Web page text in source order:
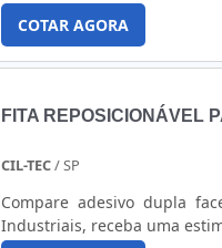
bebidas. A Planner desenvolveu as etiquetas para identificação patrimonial em aço inox
com código de ....
COTAR AGORA
FITA REPOSICIONÁVEL
CIL-TEC/ SP
Compare adesivo dupla
Industriais, receba uma